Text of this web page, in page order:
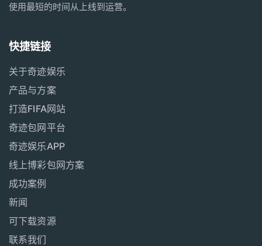
使用最短的时间从上线到运营。
快捷链接
关于奇迹娱乐
产品与方案
打造FIFA网站
奇迹包网平台
奇迹娱乐APP
线上博彩包网方案
成功案例
新闻
可下载资源
联系我们